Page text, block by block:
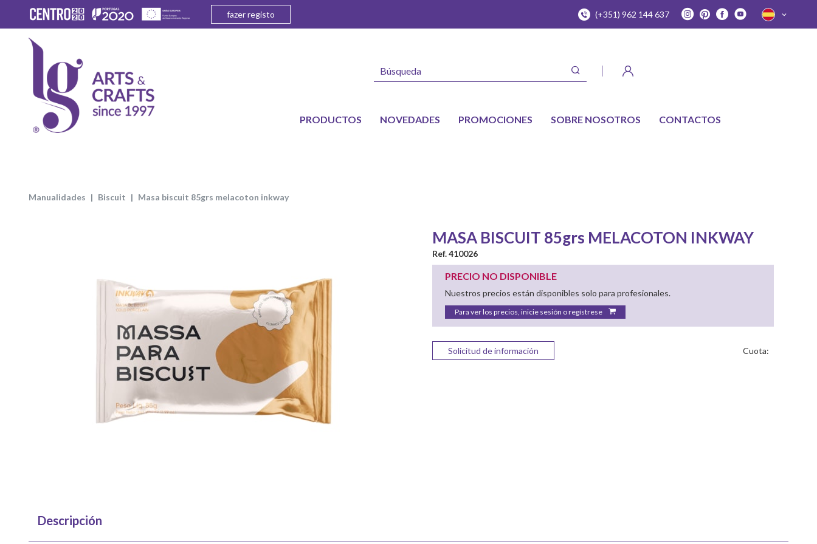
fazer registo (+351) 962 144 637
PRODUCTOS NOVEDADES PROMOCIONES SOBRE NOSOTROS CONTACTOS
manualidades biscuit masa biscuit 85grs melacoton inkway
MASA BISCUIT 85grs MELACOTON INKWAY
Ref. 410026
PRECIO NO DISPONIBLE
Nuestros precios están disponibles solo para profesionales.
Para ver los precios, inicie sesión o regístrese
Solicitud de información Cuota:
Descripción